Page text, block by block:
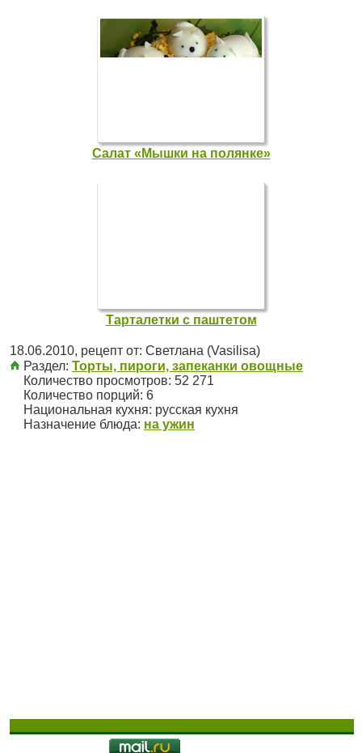
Салат «Мышки на полянке»
Тарталетки с паштетом
18.06.2010, рецепт от: Светлана (Vasilisa)
Раздел: Торты, пироги, запеканки овощные
Количество просмотров: 52 271
Количество порций: 6
Национальная кухня: русская кухня
Назначение блюда: на ужин